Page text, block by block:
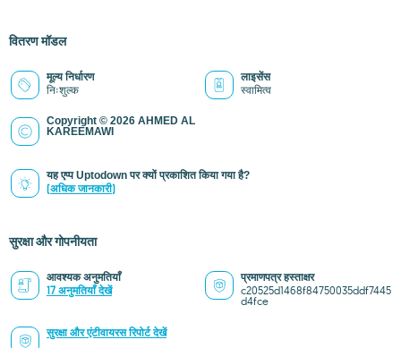
वितरण मॉडल
मूल्य निर्धारण
निःशुल्क
लाइसेंस
स्वामित्व
Copyright © 2026 AHMED AL
KAREEMAWI
यह एप्प Uptodown पर क्यों प्रकाशित किया गया है?
(अधिक जानकारी)
सुरक्षा और गोपनीयता
आवश्यक अनुमतियाँ
17 अनुमतियाँ देखें
प्रमाणपत्र हस्ताक्षर
c20525d1468f84750035ddf7445
d4fce
सुरक्षा और एंटीवायरस रिपोर्ट देखें